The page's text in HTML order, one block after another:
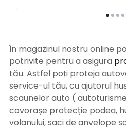
În magazinul nostru online
potrivite pentru a asigura
tău. Astfel poți proteja
service-ul tău, cu ajutorul
scaunelor auto (
covorașe protecție podea,
volanului, saci de anvelope